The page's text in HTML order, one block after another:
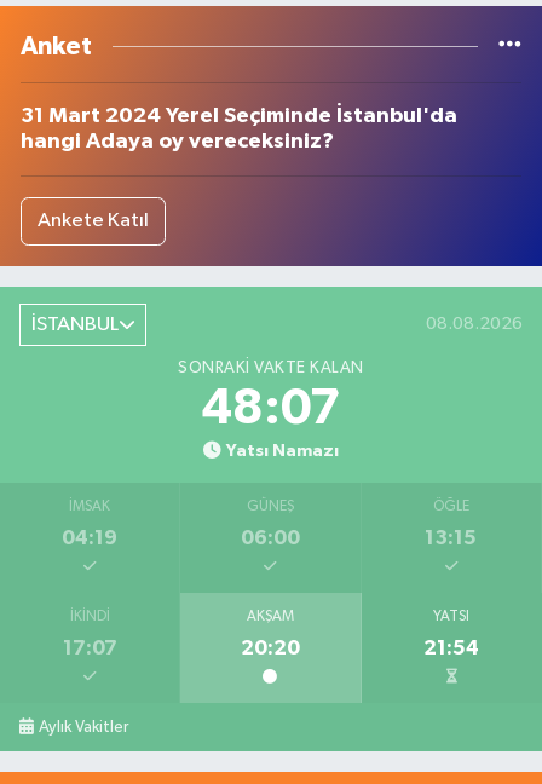
Anket
31 Mart 2024 Yerel Seçiminde İstanbul'da
hangi Adaya oy vereceksiniz?
Ankete Katıl
İSTANBUL 08.08.2026
SONRAKI VAKTE KALAN
48:06
Yatsı Namazı
İMSAK
04:19
GÜNEŞ
06:00
ÖĞLE
13:15
İKINDI
17:07
AKŞAM
20:20
YATSI
21:54
Aylık Vakitler